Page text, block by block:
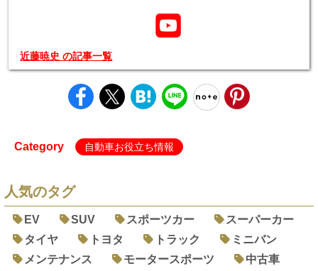
近藤暁史 の記事一覧
Category 自動車お役立ち情報
人気のタグ
EV SUV スポーツカー
スーパーカー
タイヤ
トヨタ トラック
ミニバン
メンテナンス
モータースポーツ
中古車